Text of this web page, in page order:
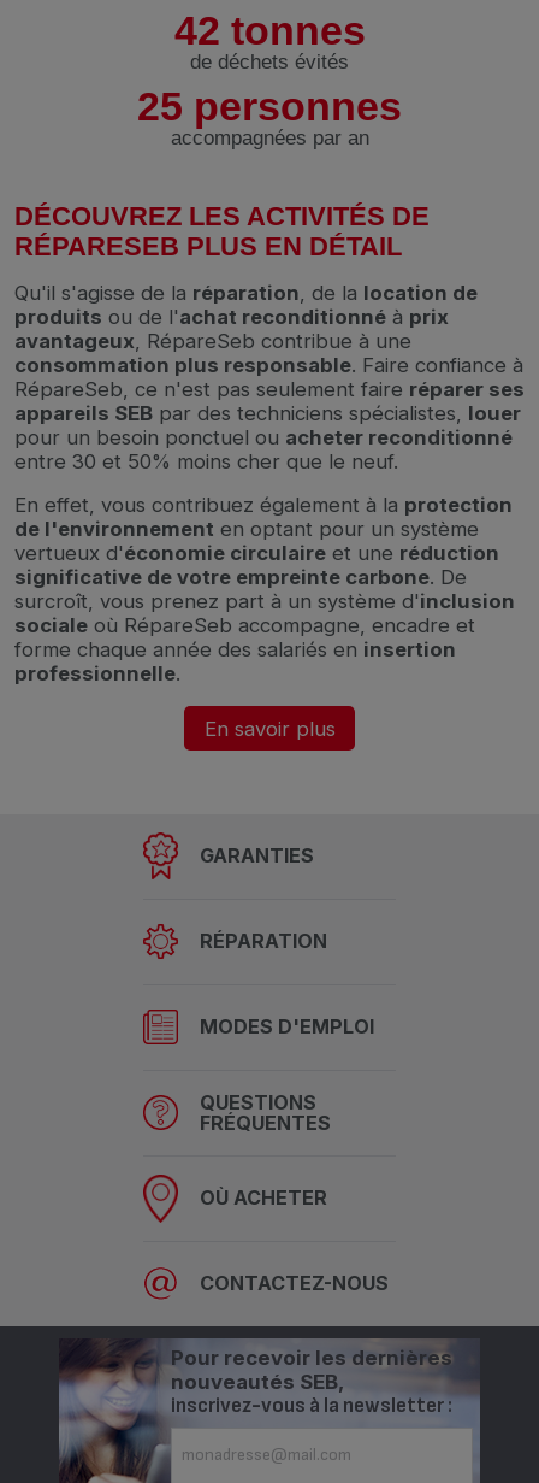
42 tonnes
de déchets évités
25 personnes
accompagnées par an
DÉCOUVREZ LES ACTIVITÉS DE
RÉPARESEB PLUS EN DÉTAIL
Qu'il s'agisse de la réparation , de la location de
produits ou de l'achat reconditionné à prix
avantageux , RépareSeb contribue à une
consommation plus responsable. Faire confiance à
RépareSeb, ce n'est pas seulement faire réparer ses
appareils SEB par des techniciens spécialistes, louer
pour un besoin ponctuel ou acheter reconditionné
entre 30 et 50% moins cher que le neuf.
En effet, vous contribuez également à la protection
de l'environnement en optant pour un système
vertueux d'économie circulaire et une réduction
significative de votre empreinte carbone. De
surcroît, vous prenez part à un système d'inclusion
sociale où RépareSeb accompagne, encadre et
forme chaque année des salariés en insertion
professionnelle.
En savoir plus
GARANTIES
RÉPARATION
MODES D'EMPLOI
QUESTIONS
FRÉQUENTES
OÙ ACHETER
CONTACTEZ-NOUS
Pour recevoir les dernières
nouveautés SEB,
inscrivez-vous à la newsletter :